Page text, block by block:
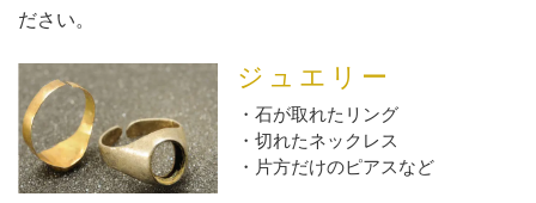
ださい。
ジュエリー
石が取れたリング
切れたネックレス
片方だけのピアスなど